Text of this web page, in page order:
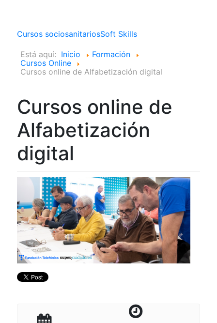
Cursos sociosanitariosSoft Skills
Está aquí: Inicio
Formación
Cursos Online
Cursos online de Alfabetización digital
Cursos online de
Alfabetización
digital